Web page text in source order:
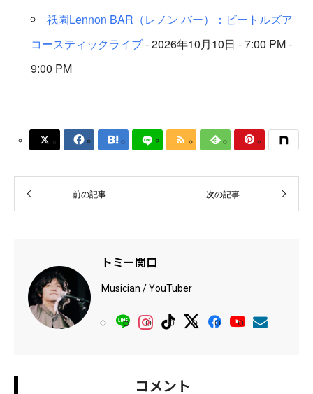
祇園Lennon BAR（レノン バー）：ビートルズア
コースティックライブ- 2026年10月10日 - 7:00 PM -
9:00 PM
     
前の記事 次の記事
トミー関口
Musician / YouTuber
コメント